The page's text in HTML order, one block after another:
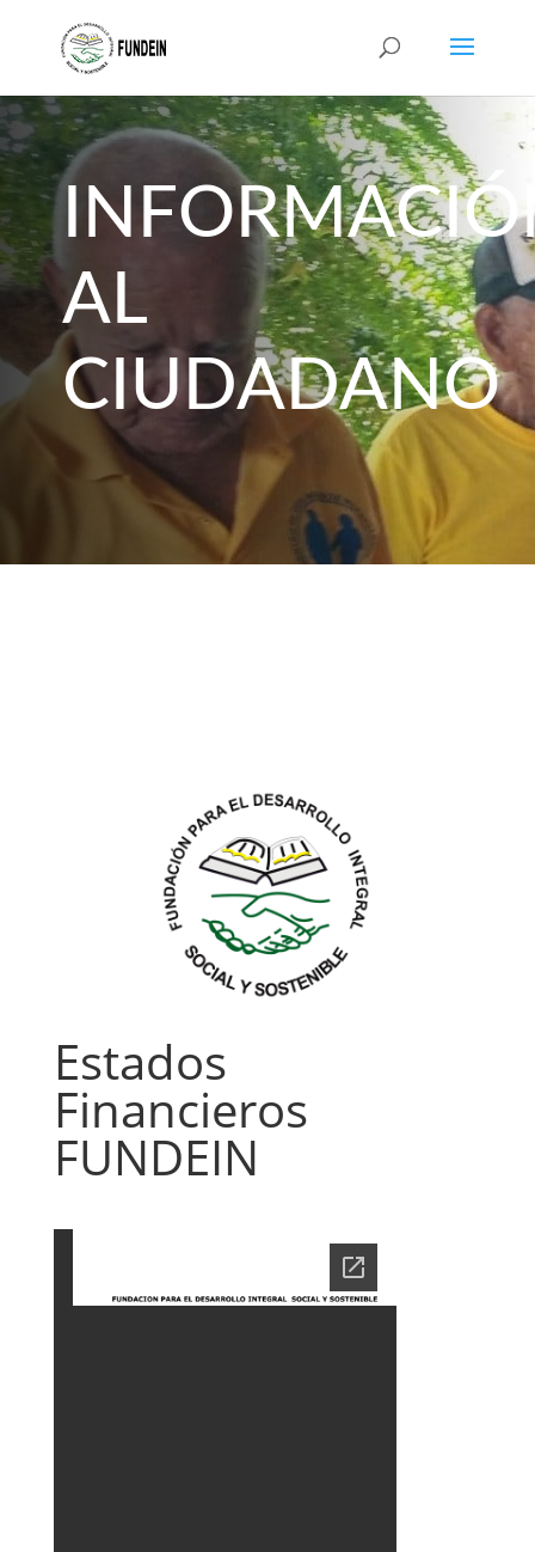
AL
CIUDADANO
Estados
Financieros
FUNDEIN